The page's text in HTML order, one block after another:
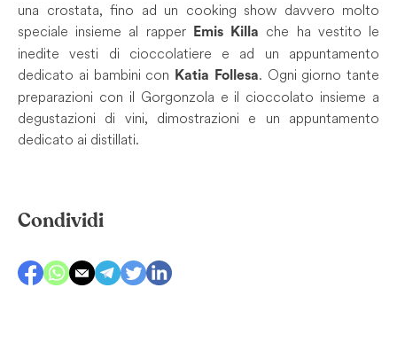
una crostata, fino ad un cooking show davvero molto
speciale insieme al rapper
Emis Killa
che ha vestito le
inedite vesti di cioccolatiere e ad un appuntamento
dedicato ai bambini con
Katia Follesa. Ogni giorno tante
preparazioni con il Gorgonzola e il cioccolato insieme a
degustazioni di vini, dimostrazioni e un appuntamento
dedicato ai distillati.
Condividi